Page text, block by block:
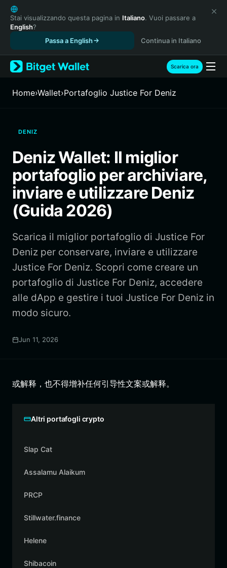
English
日本語
Tiếng Việt
Español (Latinoamérica)
Türkçe
Français
繁體中文
Bahasa Indonesia
ภาษาไทย
Español
Português (Brasil)
Stai visualizzando questa pagina in Italiano. Vuoi passare a
English?
Passa a English
Continua in Italiano
Scarica ora
Home›Wallet›Portafoglio Justice For Deniz
DENIZ
Deniz Wallet: Il miglior
portafoglio per archiviare,
inviare e utilizzare Deniz
(Guida 2026)
Scarica il miglior portafoglio di Justice For
Deniz per conservare, inviare e utilizzare
Justice For Deniz. Scopri come creare un
portafoglio di Justice For Deniz, accedere
alle dApp e gestire i tuoi Justice For Deniz in
modo sicuro.
Jun 11, 2026
或解释，也不得增补任何引导性文案或解释。
Altri portafogli crypto
Slap Cat
Assalamu Alaikum
PRCP
Stillwater.finance
Helene
Shibacoin